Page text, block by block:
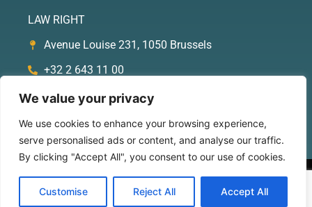
We value your privacy
We use cookies to enhance your browsing experience,
serve personalised ads or content, and analyse our traffic.
By clicking "Accept All", you consent to our use of cookies.
Customise Reject All Accept All
LAW RIGHT
Avenue Louise 231, 1050 Brussels
+32 2 643 11 00
cboeraeve@law-right.com
© 2016 - LAW RIGHT - POWERED BYRESIZE THE DAY